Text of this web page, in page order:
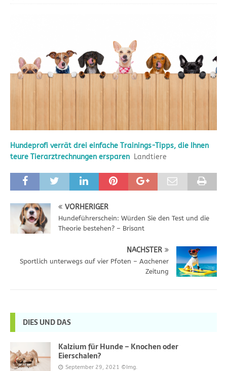
Hundeprofi verrät drei einfache Trainings-Tipps, die Ihnen
teure Tierarztrechnungen ersparen Landtiere
VORHERIGER
Hundeführerschein: Würden Sie den Test und die
Theorie bestehen? – Brisant
NÄCHSTER
Sportlich unterwegs auf vier Pfoten – Aachener
Zeitung
DIES UND DAS
Kalzium für Hunde – Knochen oder
Eierschalen?
September 29, 2021 ©Img.